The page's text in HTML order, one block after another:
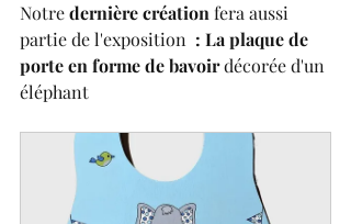
Notre dernière création fera aussi
partie de l'exposition
  : La plaque de
porte en forme de bavoir décorée d'un
éléphant